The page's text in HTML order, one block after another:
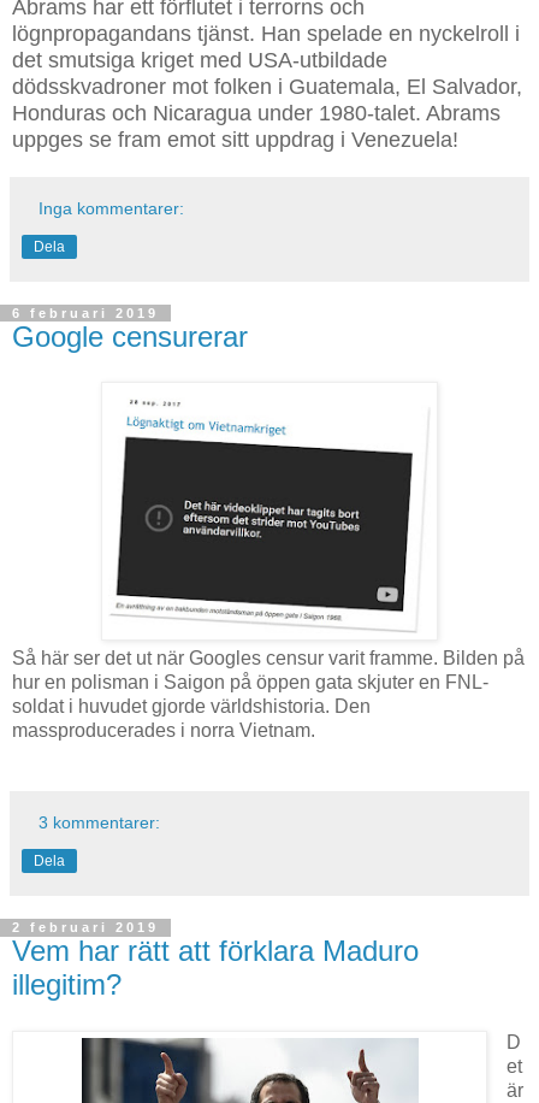
Inga kommentarer:
Dela
6 februari 2019
Google censurerar
Så här ser det ut när Googles censur varit framme. Bilden på
hur en polisman i Saigon på öppen gata skjuter en FNL-
soldat i huvudet gjorde världshistoria. Den
massproducerades i norra Vietnam.
3 kommentarer:
Dela
2 februari 2019
Vem har rätt att förklara Maduro
illegitim?
D
et
är